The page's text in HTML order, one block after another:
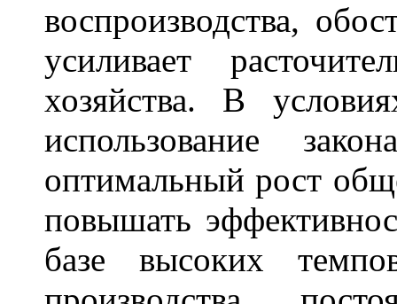
воспроизводства,
усиливает
хозяйства. В
использование
оптимальный рост
повышать
базе высоких